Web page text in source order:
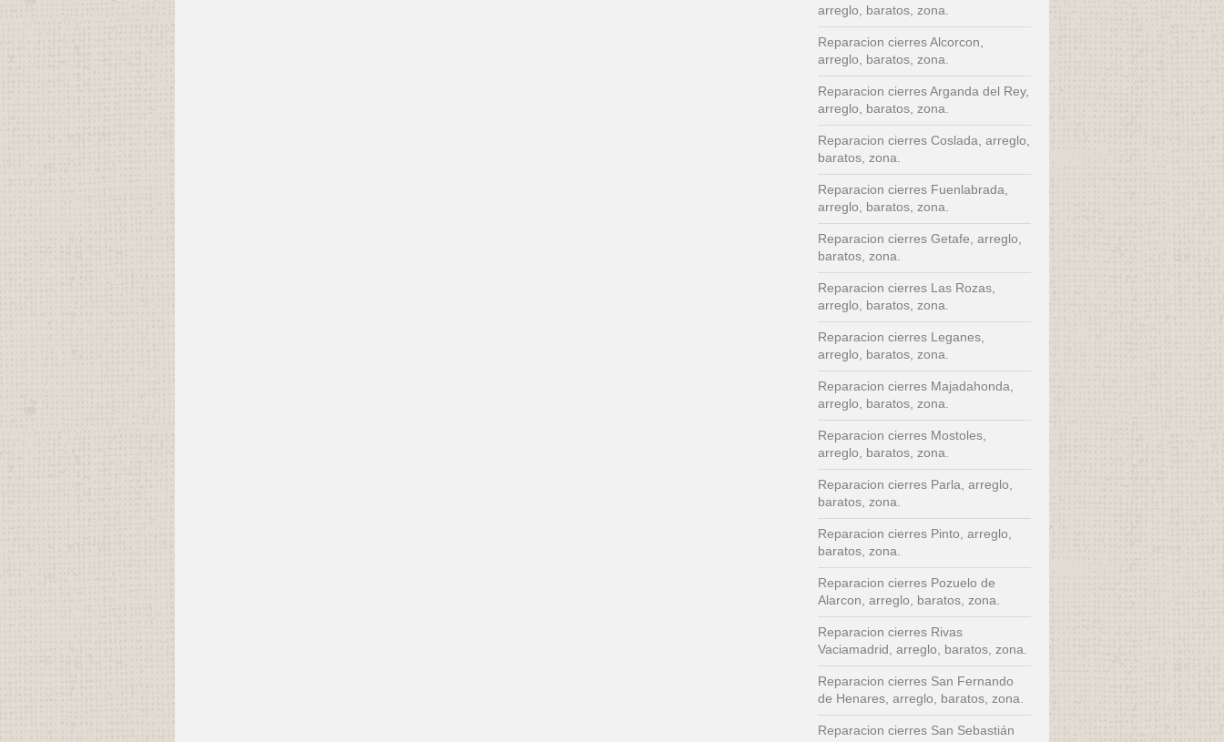
arreglo, baratos, zona.
Reparacion cierres Alcorcon,
arreglo, baratos, zona.
Reparacion cierres Arganda del Rey,
arreglo, baratos, zona.
Reparacion cierres Coslada, arreglo,
baratos, zona.
Reparacion cierres Fuenlabrada,
arreglo, baratos, zona.
Reparacion cierres Getafe, arreglo,
baratos, zona.
Reparacion cierres Las Rozas,
arreglo, baratos, zona.
Reparacion cierres Leganes,
arreglo, baratos, zona.
Reparacion cierres Majadahonda,
arreglo, baratos, zona.
Reparacion cierres Mostoles,
arreglo, baratos, zona.
Reparacion cierres Parla, arreglo,
baratos, zona.
Reparacion cierres Pinto, arreglo,
baratos, zona.
Reparacion cierres Pozuelo de
Alarcon, arreglo, baratos, zona.
Reparacion cierres Rivas
Vaciamadrid, arreglo, baratos, zona.
Reparacion cierres San Fernando
de Henares, arreglo, baratos, zona.
Reparacion cierres San Sebastián